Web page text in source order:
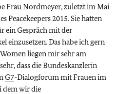
Frau Nordmeyer, zuletzt im Mai
Peacekeepers 2015. Sie hatten
ein Gespräch mit der
einzusetzen. Das habe ich gern
Women liegen mir sehr am
dass die Bundeskanzlerin
G7-Dialogforum mit Frauen im
dem wir die